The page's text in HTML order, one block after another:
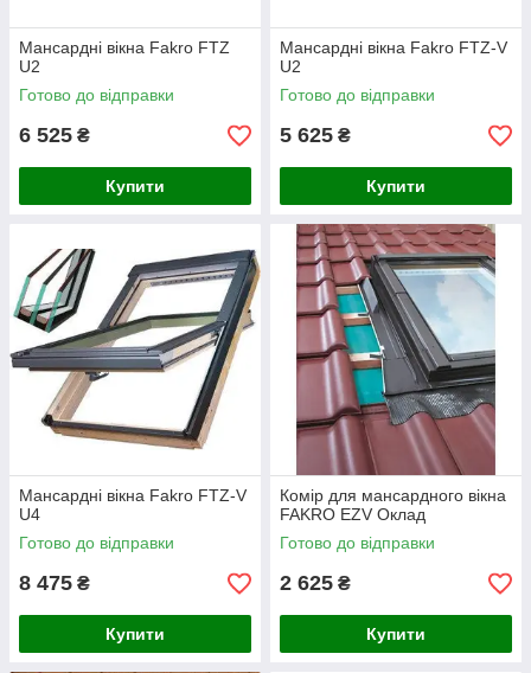
плівки та мембрани;
Мансардні вікна Fakro FTZ
U2
Готово до відправки
6 525 ₴
Купити
Мансардні вікна Fakro FTZ-V
U2
Готово до відправки
5 625 ₴
Купити
Мансардні вікна Fakro FTZ-V
U4
Готово до відправки
8 475 ₴
Купити
Комір для мансардного вікна
FAKRO EZV Оклад
Готово до відправки
2 625 ₴
Купити